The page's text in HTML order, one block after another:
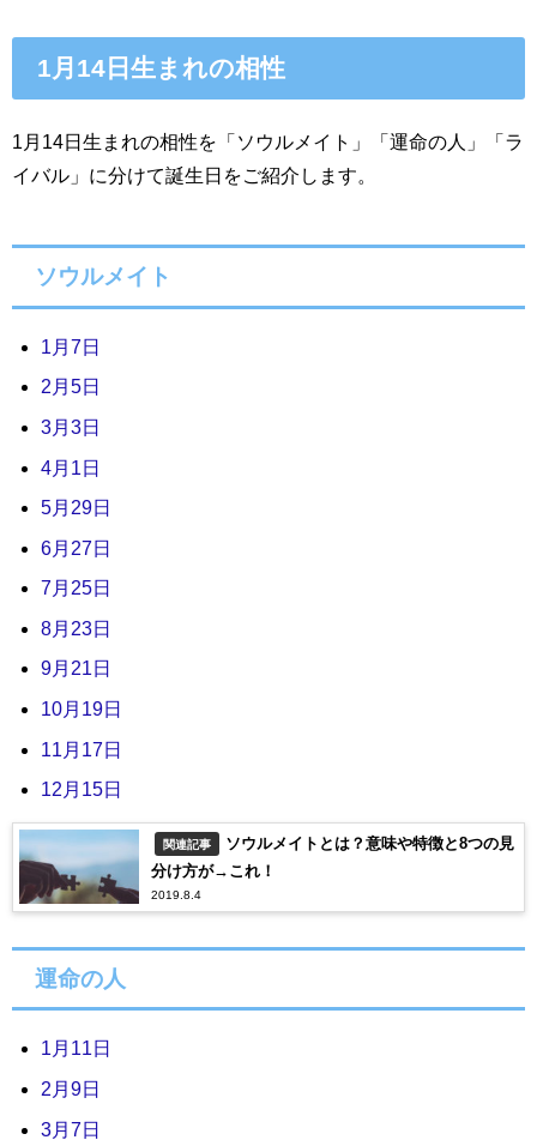
1月14日生まれの相性
1月14日生まれの相性を「ソウルメイト」「運命の人」「ラ
イバル」に分けて誕生日をご紹介します。
ソウルメイト
1月7日
2月5日
3月3日
4月1日
5月29日
6月27日
7月25日
8月23日
9月21日
10月19日
11月17日
12月15日
関連記事
ソウルメイトとは？意味や特徴と8つの見
分け方が→これ！
2019.8.4
運命の人
1月11日
2月9日
3月7日